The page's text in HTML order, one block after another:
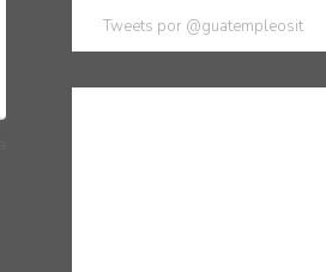
Tweets por @guatempleosit